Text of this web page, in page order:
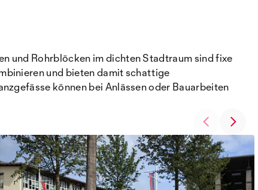
und Rohrblöcken im dichten Stadtraum sind fixe
und bieten damit schattige
können bei Anlässen oder Bauarbeiten